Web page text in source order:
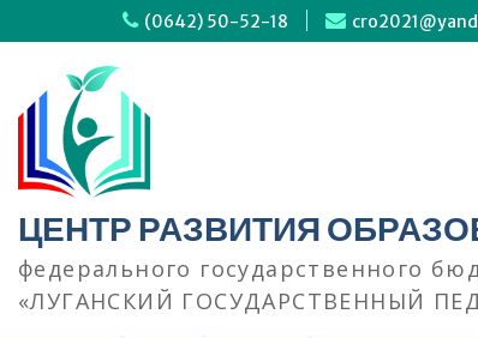
к
содержимому
(0642) 50-52-18
ЦЕНТР РАЗВИТИЯ
федерального государственного
«ЛУГАНСКИЙ ГОСУДАРСТВЕННЫЙ